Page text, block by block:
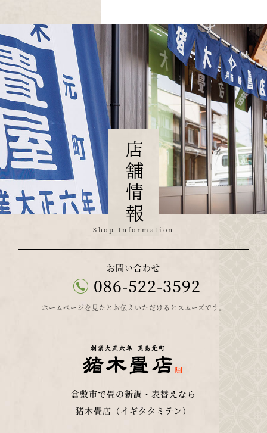
店舗情報
Shop Information
お問い合わせ
086-522-3592
ホームページを見たとお伝えいただけるとスムーズです。
倉敷市で畳の新調・表替えなら
猪木畳店（イギタタミテン）